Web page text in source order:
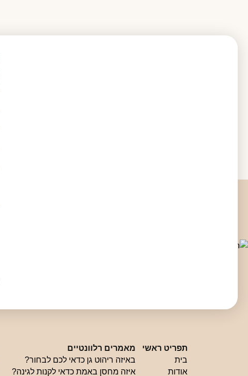
תפריט ראשי
בית
אודות
מאמרים רלוונטיים
באיזה ריהוט גן כדאי לכם לבחור?
איזה מחסן באמת כדאי לקנות לגינה?